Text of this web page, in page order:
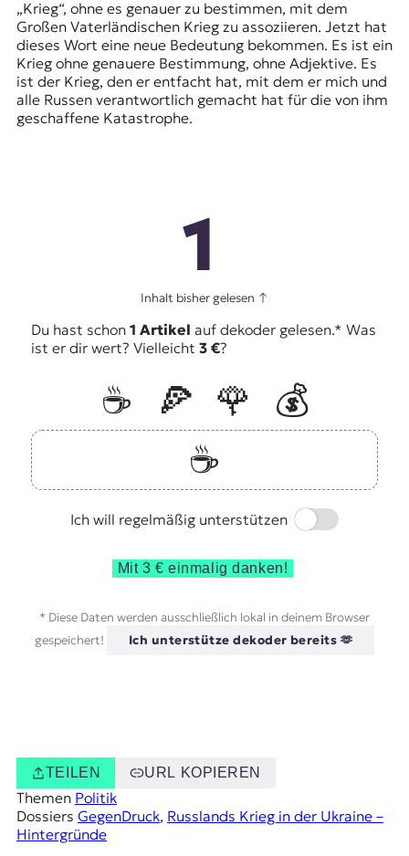
„Krieg“, ohne es genauer zu bestimmen, mit dem
Großen Vaterländischen Krieg zu assoziieren. Jetzt hat
dieses Wort eine neue Bedeutung bekommen. Es ist ein
Krieg ohne genauere Bestimmung, ohne Adjektive. Es
ist der Krieg, den er entfacht hat, mit dem er mich und
alle Russen verantwortlich gemacht hat für die von ihm
geschaffene Katastrophe.
1
Inhalt bisher gelesen ↑
Du hast schon 1 Artikel auf dekoder gelesen.* Was
ist er dir wert? Vielleicht 3 €?
☕️ 🍕 🌹
💰
☕️
Ich will regelmäßig unterstützen
Switch
Mit 3 € einmalig danken!
* Diese Daten werden ausschließlich lokal in deinem Browser
gespeichert!
Ich unterstütze dekoder bereits 🫶
TEILEN URL KOPIEREN
Themen Politik
Dossiers GegenDruck, Russlands Krieg in der Ukraine –
Hintergründe